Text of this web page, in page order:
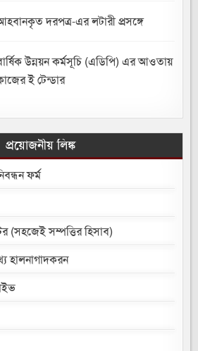
দরপত্র-এর লটারী প্রসঙ্গে
উন্নয়ন কর্মসূচি (এডিপি) এর আওতায়
ই টেন্ডার
প্রয়োজনীয় লিঙ্ক
ফর্ম
(সহজেই সম্পত্তির হিসাব)
হালনাগাদকরন